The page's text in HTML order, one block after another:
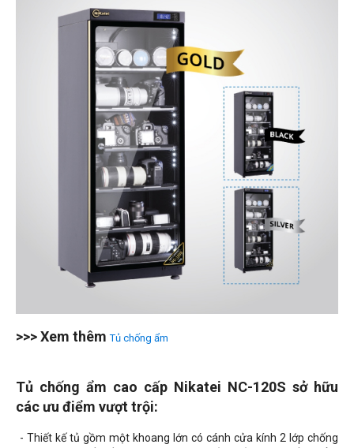
>>> Xem thêmTủ chống ẩm
Tủ chống ẩm cao cấp Nikatei NC-120S sở hữu
các ưu điểm vượt trội:
- Thiết kế tủ gồm một khoang lớn có cánh cửa kính 2 lớp chống